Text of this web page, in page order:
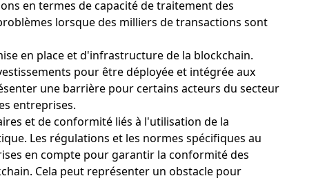
en termes de capacité de traitement des
lorsque des milliers de transactions sont
en place et d'infrastructure de la blockchain.
pour être déployée et intégrée aux
une barrière pour certains acteurs du secteur
entreprises.
et de conformité liés à l'utilisation de la
Les régulations et les normes spécifiques au
en compte pour garantir la conformité des
Cela peut représenter un obstacle pour